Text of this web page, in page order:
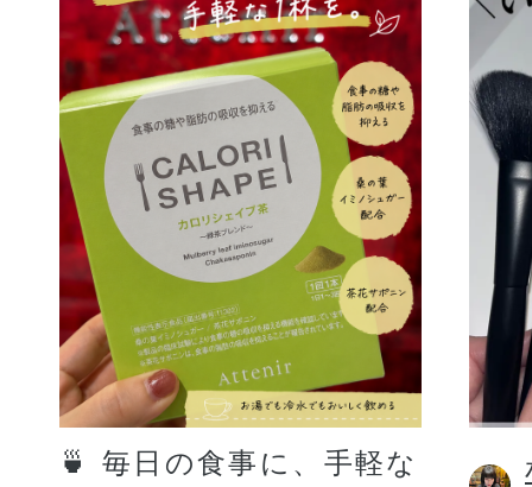
お友達紹介サ
定期お届けサ
🍵 毎日の食事に、手軽な